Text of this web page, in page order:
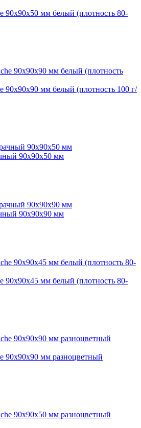
90x90x50 мм белый (плотность 80-
90x90x90 мм белый (плотность 100 г/
90х90х50 мм
90х90х90 мм
90x90x45 мм белый (плотность 80-
90x90x90 мм разноцветный